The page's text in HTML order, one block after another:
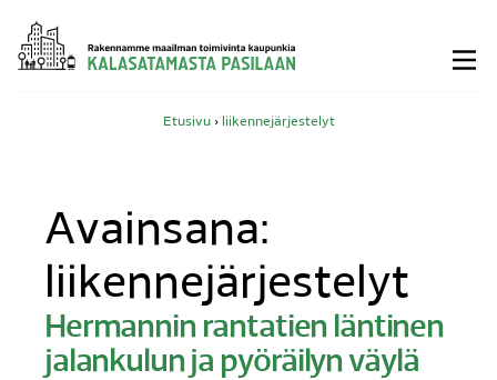
Siirry
sisältöön
Etusivu› liikennejärjestelyt
Avainsana:
liikennejärjestelyt
Hermannin rantatien läntinen
jalankulun ja pyöräilyn väylä